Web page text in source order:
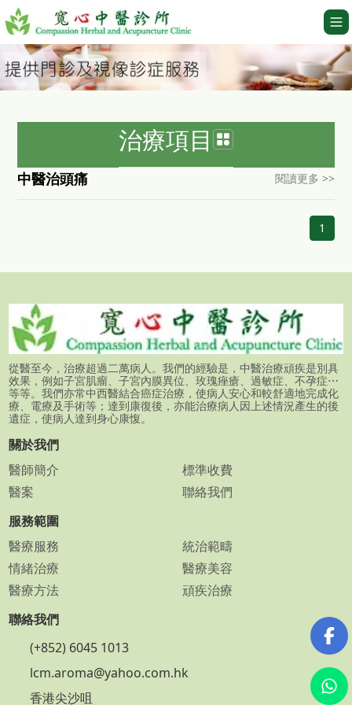
治療項目
中醫治頭痛 閱讀更多 >>
1
從醫至今，治療超過二萬病人。我們的經驗是，中醫治療頑疾是別具
效果，例如子宮肌瘤、子宮內膜異位、玫瑰痤瘡、過敏症、不孕症⋯
等等。我們亦常中西醫結合癌症治療，使病人安心和較舒適地完成化
療、電療及手術等；達到康復後，亦能治療病人因上述情況產生的後
遺症，使病人達到身心康愎。
關於我們
醫師簡介
標準收費
醫案
聯絡我們
服務範圍
醫療服務
統治範疇
情緒治療
醫療美容
醫療方法
頑疾治療
聯絡我們
(+852) 6045 1013
lcm.aroma@yahoo.com.hk
香港尖沙咀